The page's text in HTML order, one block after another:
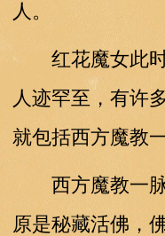
人。
红花魔女此时
人迹罕至，有许
就包括西方魔教一
西方魔教一脉
原是秘藏活佛，